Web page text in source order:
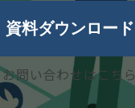
資料ダウンロード
お問い合わせはこちら